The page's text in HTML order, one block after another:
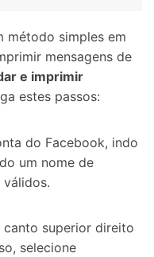
método simples em
mensagens de
e imprimir
estes passos:
do Facebook, indo
um nome de
canto superior direito
selecione